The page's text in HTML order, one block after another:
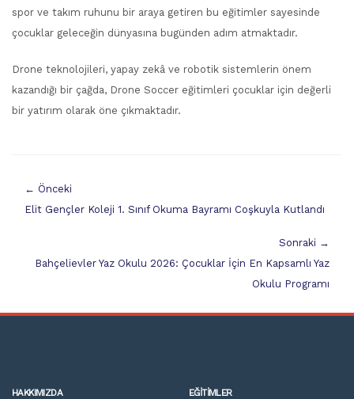
spor ve takım ruhunu bir araya getiren bu eğitimler sayesinde
çocuklar geleceğin dünyasına bugünden adım atmaktadır.
Drone teknolojileri, yapay zekâ ve robotik sistemlerin önem
kazandığı bir çağda, Drone Soccer eğitimleri çocuklar için değerli
bir yatırım olarak öne çıkmaktadır.
← Önceki
Elit Gençler Koleji 1. Sınıf Okuma Bayramı Coşkuyla Kutlandı
Sonraki →
Bahçelievler Yaz Okulu 2026: Çocuklar İçin En Kapsamlı Yaz
Okulu Programı
HAKKIMIZDA EĞITIMLER